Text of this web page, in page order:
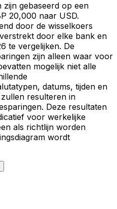
zijn gebaseerd op een
20,000 naar USD.
door de wisselkoers
door elke bank en
te vergelijken. De
zijn alleen waar voor
mogelijk niet alle
datums, tijden en
resulteren in
Deze resultaten
voor werkelijke
als richtlijn worden
wordt